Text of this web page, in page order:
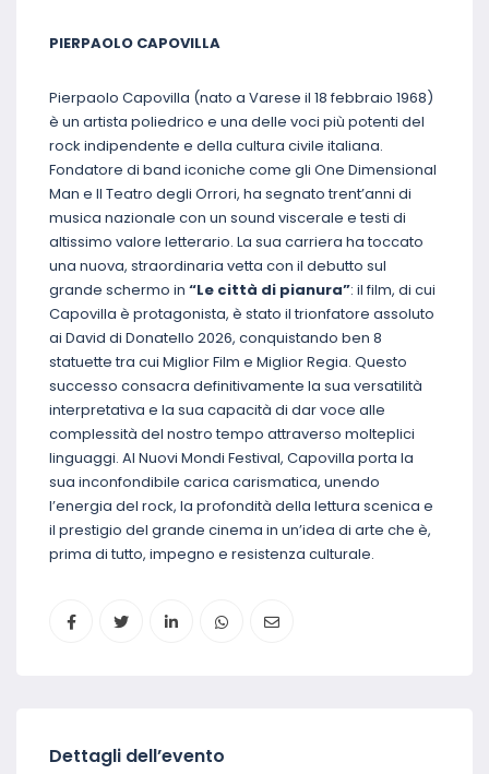
PIERPAOLO CAPOVILLA
Pierpaolo Capovilla (nato a Varese il 18 febbraio 1968)
è un artista poliedrico e una delle voci più potenti del
rock indipendente e della cultura civile italiana.
Fondatore di band iconiche come gli One Dimensional
Man e Il Teatro degli Orrori, ha segnato trent’anni di
musica nazionale con un sound viscerale e testi di
altissimo valore letterario. La sua carriera ha toccato
una nuova, straordinaria vetta con il debutto sul
grande schermo in “Le città di pianura”: il film, di cui
Capovilla è protagonista, è stato il trionfatore assoluto
ai David di Donatello 2026, conquistando ben 8
statuette tra cui Miglior Film e Miglior Regia. Questo
successo consacra definitivamente la sua versatilità
interpretativa e la sua capacità di dar voce alle
complessità del nostro tempo attraverso molteplici
linguaggi. Al Nuovi Mondi Festival, Capovilla porta la
sua inconfondibile carica carismatica, unendo
l’energia del rock, la profondità della lettura scenica e
il prestigio del grande cinema in un’idea di arte che è,
prima di tutto, impegno e resistenza culturale.
Dettagli dell’evento